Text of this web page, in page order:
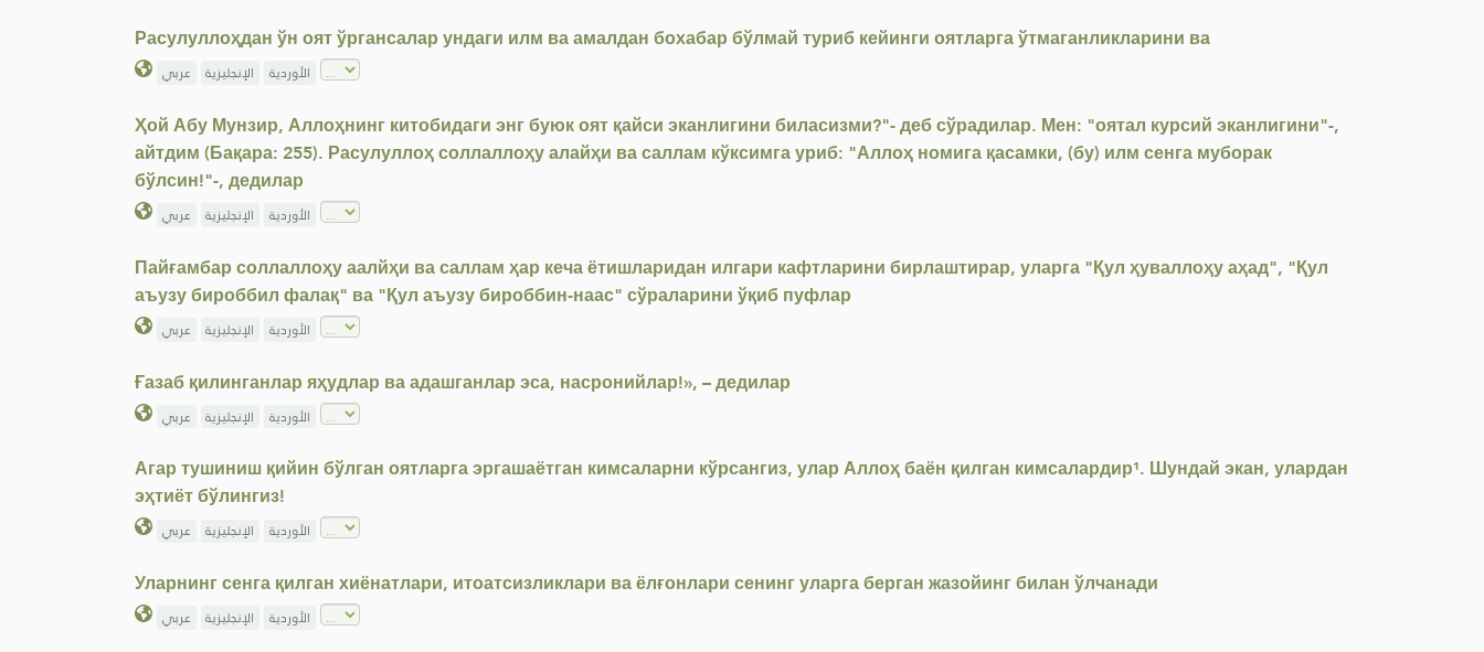
Расулуллоҳдан ўн оят ўргансалар ундаги илм ва амалдан бохабар бўлмай туриб кейинги оятларга ўтмаганликларини ва
عربي الإنجليزية الأوردية
Ҳой Абу Мунзир, Аллоҳнинг китобидаги энг буюк оят қайси эканлигини биласизми?"- деб сўрадилар. Мен: "оятал курсий эканлигини"-,
айтдим (Бақара: 255). Расулуллоҳ соллаллоҳу алайҳи ва саллам кўксимга уриб: "Аллоҳ номига қасамки, (бу) илм сенга муборак
бўлсин!"-, дедилар
عربي الإنجليزية الأوردية
Пайғамбар соллаллоҳу аалйҳи ва саллам ҳар кеча ётишларидан илгари кафтларини бирлаштирар, уларга "Қул ҳуваллоҳу аҳад", "Қул
аъузу бироббил фалақ" ва "Қул аъузу бироббин-наас" сўраларини ўқиб пуфлар
عربي الإنجليزية الأوردية
Ғазаб қилинганлар яҳудлар ва адашганлар эса, насронийлар!», – дедилар
عربي الإنجليزية الأوردية
Агар тушиниш қийин бўлган оятларга эргашаётган кимсаларни кўрсангиз, улар Аллоҳ баён қилган кимсалардир¹. Шундай экан, улардан
эҳтиёт бўлингиз!
عربي الإنجليزية الأوردية
Уларнинг сенга қилган хиёнатлари, итоатсизликлари ва ёлғонлари сенинг уларга берган жазойинг билан ўлчанади
عربي الإنجليزية الأوردية